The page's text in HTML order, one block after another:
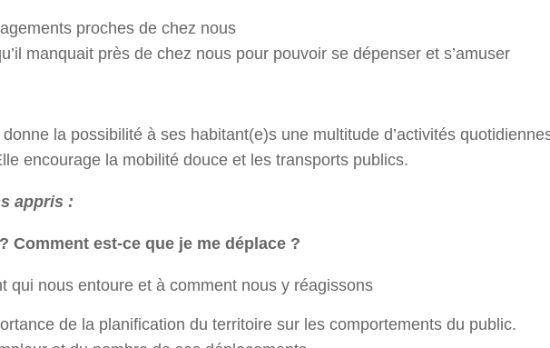
proches de chez nous
manquait près de chez nous pour pouvoir se dépenser et s’amuser
la possibilité à ses habitant(e)s une multitude d’activités
encourage la mobilité douce et les transports publics.
appris :
Comment est-ce que je me déplace ?
qui nous entoure et à comment nous y réagissons
de la planification du territoire sur les comportements du public.